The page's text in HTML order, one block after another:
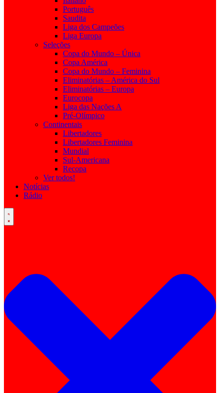
Português
Saudita
Liga dos Campeões
Liga Europa
Seleções
Copa do Mundo – Única
Copa América
Copa do Mundo – Feminina
Eliminatórias – América do Sul
Eliminatórias – Europa
Eurocopa
Liga das Nações A
Pré-Olímpico
Continentais
Libertadores
Libertadores Feminina
Mundial
Sul-Americana
Recopa
Ver todos!
Notícias
Rádio